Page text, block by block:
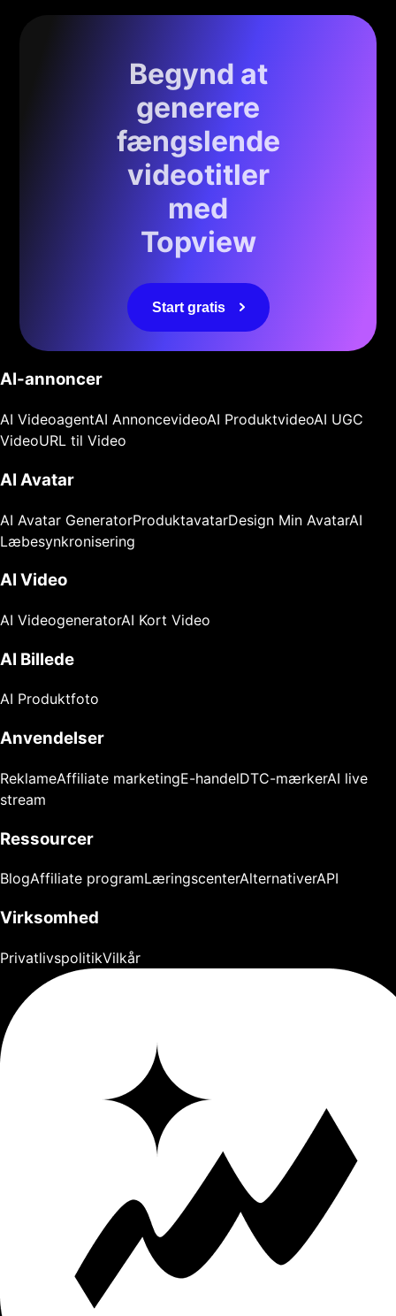
Begynd at
generere
fængslende
videotitler
med
Topview
Start gratis
AI-annoncer
AI VideoagentAI AnnoncevideoAI ProduktvideoAI UGC
VideoURL til Video
AI Avatar
AI Avatar GeneratorProduktavatarDesign Min AvatarAI
Læbesynkronisering
AI Video
AI VideogeneratorAI Kort Video
AI Billede
AI Produktfoto
Anvendelser
ReklameAffiliate marketingE-handelDTC-mærkerAI live
stream
Ressourcer
BlogAffiliate programLæringscenterAlternativerAPI
Virksomhed
PrivatlivspolitikVilkår